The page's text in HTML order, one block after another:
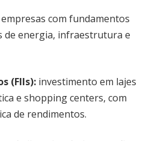
empresas com fundamentos
de energia, infraestrutura e
(FIIs): investimento em lajes
e shopping centers, com
de rendimentos.